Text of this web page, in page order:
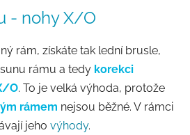
- nohy X/O
rám, získáte tak lední brusle,
rámu a tedy korekci
O. To je velká výhoda, protože
rámem nejsou běžné. V rámci
jeho výhody.